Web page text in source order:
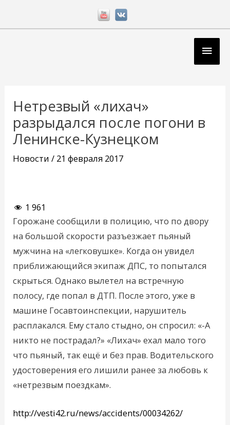
Нетрезвый «лихач»
разрыдался после погони в
Ленинске-Кузнецком
Новости / 21 февраля 2017
1 961
Горожане сообщили в полицию, что по двору
на большой скорости разъезжает пьяный
мужчина на «легковушке». Когда он увидел
приближающийся экипаж ДПС, то попытался
скрыться. Однако вылетел на встречную
полосу, где попал в ДТП. После этого, уже в
машине Госавтоинспекции, нарушитель
расплакался. Ему стало стыдно, он спросил: «-А
никто не пострадал?» «Лихач» ехал мало того
что пьяный, так ещё и без прав. Водительского
удостоверения его лишили ранее за любовь к
«нетрезвым поездкам».
http://vesti42.ru/news/accidents/00034262/
записям